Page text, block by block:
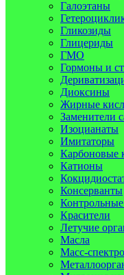
Галоэтаны
Гликозиды
Глицериды
ГМО
Гормоны и
Диоксины
Жирные
Заменители
Изоцианаты
Имитаторы
Карбоновые
Катионы
Консерванты
Красители
Летучие
Масла
Масс-